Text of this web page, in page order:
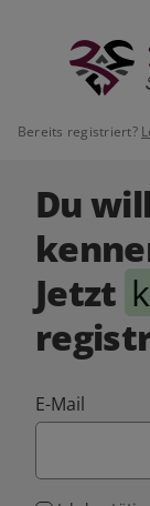
Bereits registriert?
Du
Jetzt
E-Mail